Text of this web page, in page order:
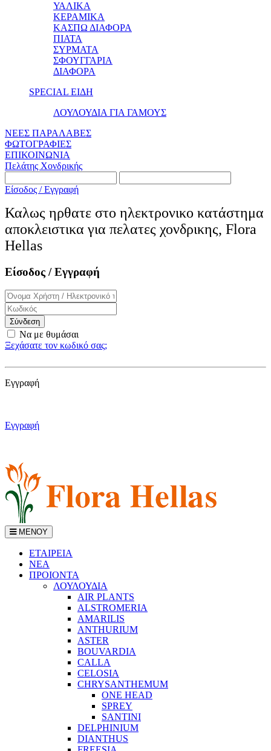
ΥΑΛΙΚΑ
ΚΕΡΑΜΙΚΑ
ΚΑΣΠΩ ΔΙΑΦΟΡΑ
ΠΙΑΤΑ
ΣΥΡΜΑΤΑ
ΣΦΟΥΓΓΑΡΙΑ
ΔΙΑΦΟΡΑ
SPECIAL ΕΙΔΗ
ΛΟΥΛΟΥΔΙΑ ΓΙΑ ΓΑΜΟΥΣ
ΝΕΕΣ ΠΑΡΑΛΑΒΕΣ
ΦΩΤΟΓΡΑΦΙΕΣ
ΕΠΙΚΟΙΝΩΝΙΑ
Πελάτης Χονδρικής
Είσοδος / Εγγραφή
Καλως ηρθατε στο ηλεκτρονικo κατάστημα
αποκλειστικα για πελατες χονδρικης, Flora
Hellas
Είσοδος / Εγγραφή
Σύνδεση
Να με θυμάσαι
Ξεχάσατε τον κωδικό σας;
Εγγραφή
Εγγραφή
ΜΕΝΟΥ
ΕΤΑΙΡΕΙΑ
ΝΕΑ
ΠΡΟΙΟΝΤΑ
ΛΟΥΛΟΥΔΙΑ
AIR PLANTS
ALSTROMERIA
AMARILIS
ANTHURIUM
ASTER
BOUVARDIA
CALLA
CELOSIA
CHRYSANTHEMUM
ONE HEAD
SPREY
SANTINI
DELPHINIUM
DIANTHUS